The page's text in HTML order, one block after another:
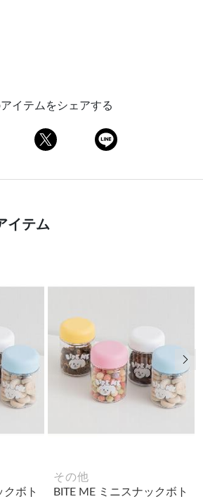
イテムをシェアする
イテム
クボト
その他
BITE ME ミニスナックボト
次